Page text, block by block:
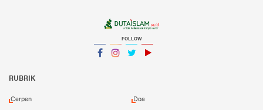
FOLLOW
RUBRIK
Cerpen Doa